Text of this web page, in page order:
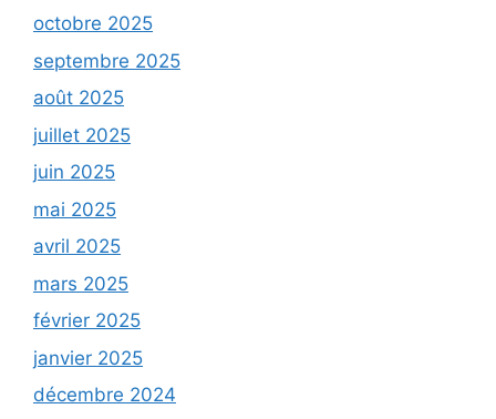
octobre 2025
septembre 2025
août 2025
juillet 2025
juin 2025
mai 2025
avril 2025
mars 2025
février 2025
janvier 2025
décembre 2024